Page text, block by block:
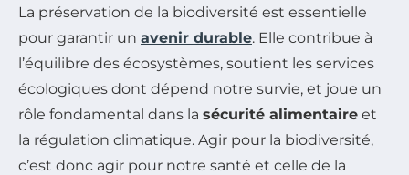
La préservation de la biodiversité est essentielle
pour garantir un avenir durable. Elle contribue à
l’équilibre des écosystèmes, soutient les services
écologiques dont dépend notre survie, et joue un
rôle fondamental dans la sécurité alimentaire et
la régulation climatique. Agir pour la biodiversité,
c’est donc agir pour notre santé et celle de la